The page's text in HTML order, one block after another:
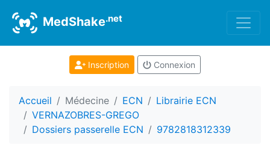
MedShake.net
Inscription Connexion
Accueil Médecine ECN
Librairie ECN
VERNAZOBRES-GREGO
Dossiers passerelle ECN
9782818312339